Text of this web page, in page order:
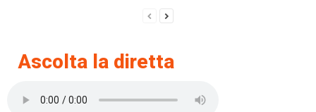
Ascolta la diretta